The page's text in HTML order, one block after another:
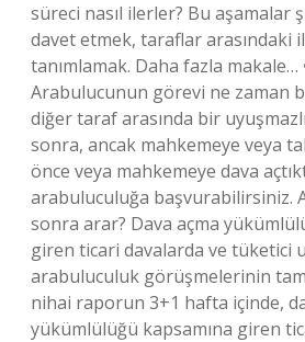
süreci nasıl ilerler? Bu aşamalar
davet etmek, taraflar arasındaki
tanımlamak. Daha fazla makale…
Arabulucunun görevi ne zaman
diğer taraf arasında bir
sonra, ancak mahkemeye veya
önce veya mahkemeye dava
arabuluculuğa başvurabilirsiniz.
sonra arar? Dava açma
giren ticari davalarda ve tüketici
arabuluculuk görüşmelerinin
nihai raporun 3+1 hafta içinde,
yükümlülüğü kapsamına giren